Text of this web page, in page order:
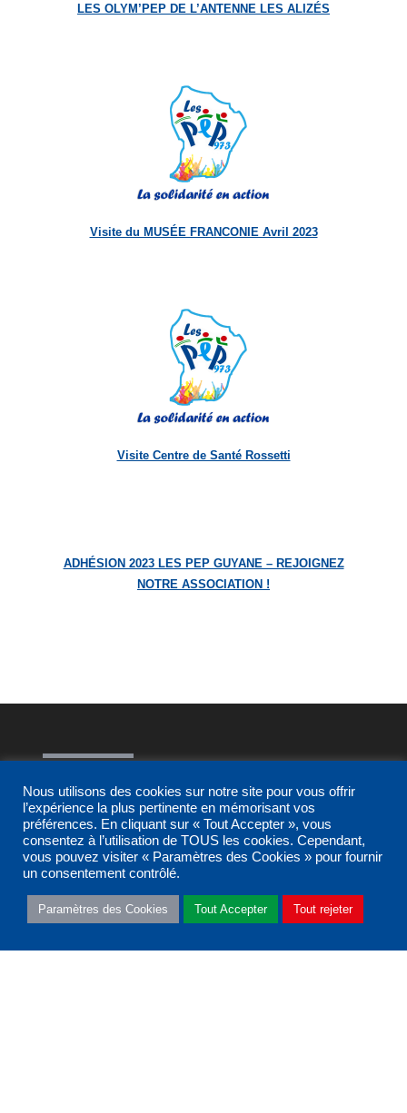
LES OLYM’PEP DE L’ANTENNE LES ALIZÉS
Visite du MUSÉE FRANCONIE Avril 2023
Visite Centre de Santé Rossetti
ADHÉSION 2023 LES PEP GUYANE – REJOIGNEZ
NOTRE ASSOCIATION !
Nous suivre
Nous contacter
Nous utilisons des cookies sur notre site pour vous offrir
l’expérience la plus pertinente en mémorisant vos
préférences. En cliquant sur « Tout Accepter », vous
consentez à l’utilisation de TOUS les cookies. Cependant,
vous pouvez visiter « Paramètres des Cookies » pour fournir
un consentement contrôlé.
Paramètres des Cookies Tout Accepter Tout rejeter